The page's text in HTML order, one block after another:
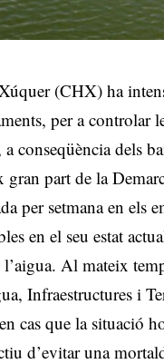
(CHX) ha
per a controlar
conseqüència dels
gran part de la
per setmana en els
en el seu estat
Al mateix
Infraestructures i
cas que la situació
d’evitar una